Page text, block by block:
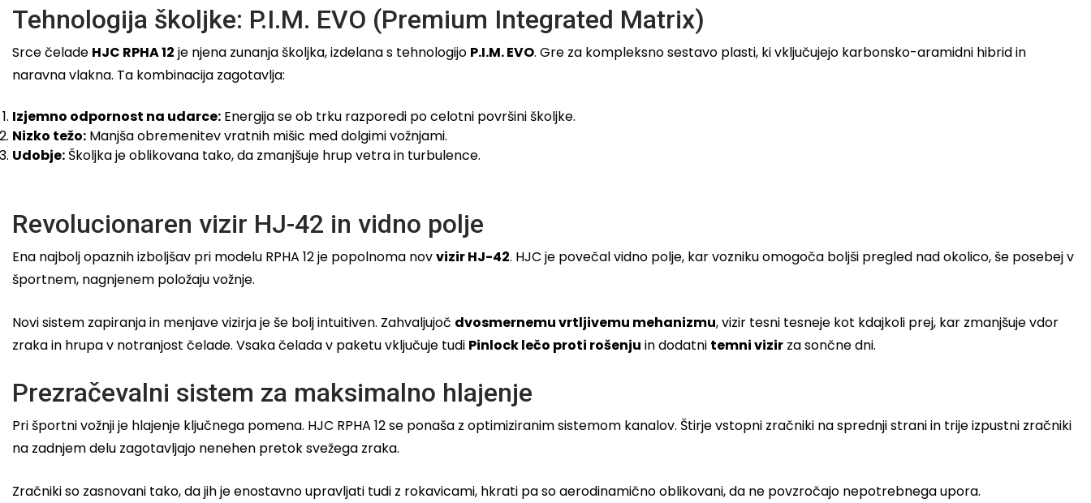
Tehnologija školjke: P.I.M. EVO (Premium Integrated Matrix)
Srce čelade HJC RPHA 12 je njena zunanja školjka, izdelana s tehnologijo P.I.M. EVO. Gre za kompleksno sestavo plasti, ki vključujejo karbonsko-aramidni hibrid in
naravna vlakna. Ta kombinacija zagotavlja:
Izjemno odpornost na udarce: Energija se ob trku razporedi po celotni površini školjke.
Nizko težo: Manjša obremenitev vratnih mišic med dolgimi vožnjami.
Udobje: Školjka je oblikovana tako, da zmanjšuje hrup vetra in turbulence.
Revolucionaren vizir HJ-42 in vidno polje
Ena najbolj opaznih izboljšav pri modelu RPHA 12 je popolnoma novvizir HJ-42. HJC je povečal vidno polje, kar vozniku omogoča boljši pregled nad okolico, še posebej v
športnem, nagnjenem položaju vožnje.
Novi sistem zapiranja in menjave vizirja je še bolj intuitiven. Zahvaljujoč dvosmernemu vrtljivemu mehanizmu, vizir tesni tesneje kot kdajkoli prej, kar zmanjšuje vdor
zraka in hrupa v notranjost čelade. Vsaka čelada v paketu vključuje tudi Pinlock lečo proti rošenju in dodatni temni vizir za sončne dni.
Prezračevalni sistem za maksimalno hlajenje
Pri športni vožnji je hlajenje ključnega pomena. HJC RPHA 12 se ponaša z optimiziranim sistemom kanalov. Štirje vstopni zračniki na sprednji strani in trije izpustni zračniki
na zadnjem delu zagotavljajo nenehen pretok svežega zraka.
Zračniki so zasnovani tako, da jih je enostavno upravljati tudi z rokavicami, hkrati pa so aerodinamično oblikovani, da ne povzročajo nepotrebnega upora.